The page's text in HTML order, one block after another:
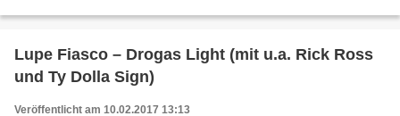
Lupe Fiasco – Drogas Light (mit u.a. Rick Ross
und Ty Dolla Sign)
Veröffentlicht am 10.02.2017 13:13